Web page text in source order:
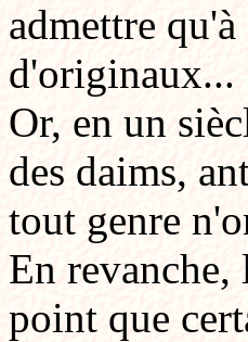
admettre
d'originaux...
Or, en un
des daims,
tout genre
En revanche,
point que